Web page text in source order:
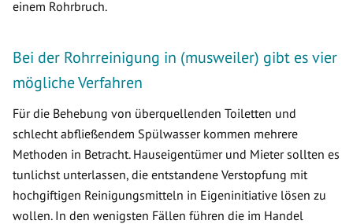
einem Rohrbruch.
Bei der Rohrreinigung in (musweiler) gibt es vier
mögliche Verfahren
Für die Behebung von überquellenden Toiletten und
schlecht abfließendem Spülwasser kommen mehrere
Methoden in Betracht. Hauseigentümer und Mieter sollten es
tunlichst unterlassen, die entstandene Verstopfung mit
hochgiftigen Reinigungsmitteln in Eigeninitiative lösen zu
wollen. In den wenigsten Fällen führen die im Handel